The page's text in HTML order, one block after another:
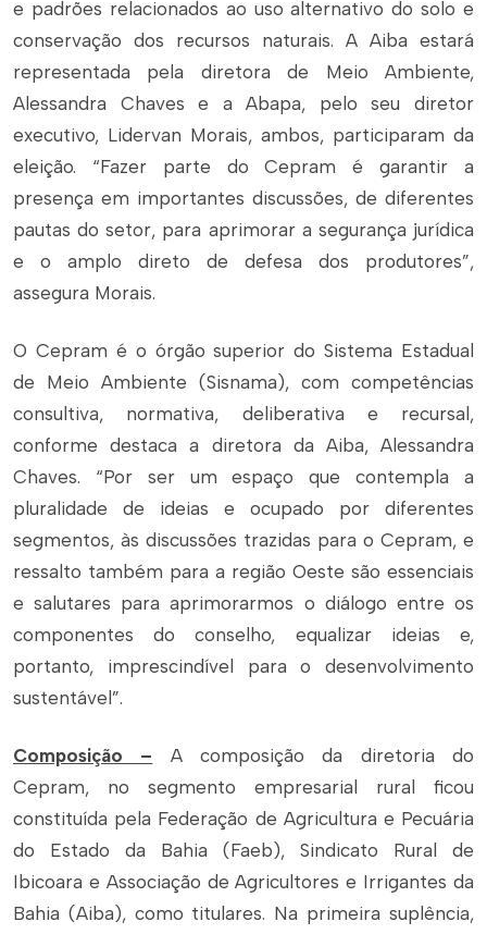
e padrões relacionados ao uso alternativo do solo e
conservação dos recursos naturais. A Aiba estará
representada pela diretora de Meio Ambiente,
Alessandra Chaves e a Abapa, pelo seu diretor
executivo, Lidervan Morais, ambos, participaram da
eleição. “Fazer parte do Cepram é garantir a
presença em importantes discussões, de diferentes
pautas do setor, para aprimorar a segurança jurídica
e o amplo direto de defesa dos produtores”,
assegura Morais.
O Cepram é o órgão superior do Sistema Estadual
de Meio Ambiente (Sisnama), com competências
consultiva, normativa, deliberativa e recursal,
conforme destaca a diretora da Aiba, Alessandra
Chaves. “Por ser um espaço que contempla a
pluralidade de ideias e ocupado por diferentes
segmentos, às discussões trazidas para o Cepram, e
ressalto também para a região Oeste são essenciais
e salutares para aprimorarmos o diálogo entre os
componentes do conselho, equalizar ideias e,
portanto, imprescindível para o desenvolvimento
sustentável”.
Composição – A composição da diretoria do
Cepram, no segmento empresarial rural ficou
constituída pela Federação de Agricultura e Pecuária
do Estado da Bahia (Faeb), Sindicato Rural de
Ibicoara e Associação de Agricultores e Irrigantes da
Bahia (Aiba), como titulares. Na primeira suplência,